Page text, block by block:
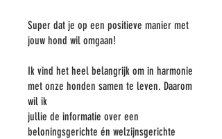
Super dat je op een positieve manier met
jouw hond wil omgaan!
Ik vind het heel belangrijk om in harmonie
met onze honden samen te leven. Daarom
wil ik
jullie de informatie over een
beloningsgerichte én welzijnsgerichte